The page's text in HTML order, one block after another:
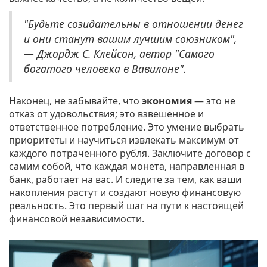
"Будьте созидательны в отношении денег
и они станут вашим лучшим союзником",
— Джордж С. Клейсон, автор "Самого
богатого человека в Вавилоне".
Наконец, не забывайте, что экономия— это не
отказ от удовольствия; это взвешенное и
ответственное потребление. Это умение выбрать
приоритеты и научиться извлекать максимум от
каждого потраченного рубля. Заключите договор с
самим собой, что каждая монета, направленная в
банк, работает на вас. И следите за тем, как ваши
накопления растут и создают новую финансовую
реальность. Это первый шаг на пути к настоящей
финансовой независимости.